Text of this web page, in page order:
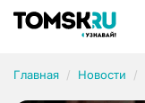
Главная Новости